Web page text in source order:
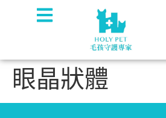
眼晶狀體